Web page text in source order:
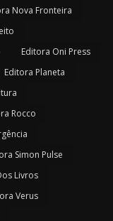
Nova Fronteira
Editora Oni Press
Editora Planeta
Rocco
Simon Pulse
Livros
Verus